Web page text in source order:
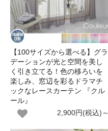
【100サイズから選べる】グラ
デーションが光と空間を美し
く引き立てる！色の移ろいを
楽しみ、窓辺を彩るドラマチ
ックなレースカーテン 『クル
ール』
2,900円(税込)～